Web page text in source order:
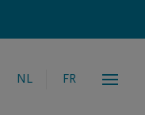
NL FR